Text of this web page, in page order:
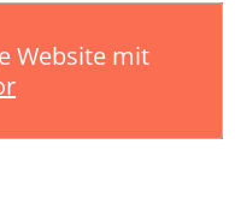
Website mit